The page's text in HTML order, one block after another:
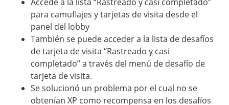
para camuflajes y tarjetas de visita desde el
panel del lobby
También se puede acceder a la lista de desafíos
de tarjeta de visita “Rastreado y casi
completado” a través del menú de desafío de
tarjeta de visita.
Se solucionó un problema por el cual no se
obtenían XP como recompensa en los desafíos